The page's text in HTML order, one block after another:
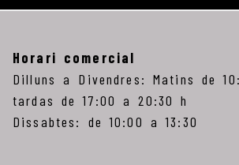
Horari comercial
Dilluns a Divendres: Matins de
tardas de 17:00 a 20:30 h
Dissabtes: de 10:00 a 13:30